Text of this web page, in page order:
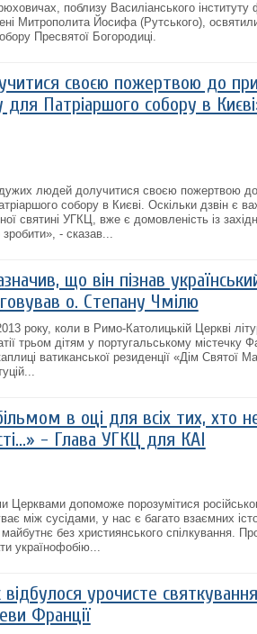
поблизу Василіанського інституту
Митрополита Йосифа (Рутського),
Пресвятої Богородиці.
своєю пожертвою до
для Патріаршого собору в
людей долучитися своєю пожертвою
собору в Києві. Оскільки дзвін є
святині УГКЦ, вже є домовленість із
- сказав...
що він пізнав
о. Степану Чмілю
року, коли в Римо-Католицькій Церкві
трьом дітям у португальському містечку
ватиканської резиденції «Дім Святої
в оці для всіх тих, хто
- Глава УГКЦ для КАІ
допоможе порозумітися
між сусідами, у нас є багато взаємних
без християнського спілкування.
українофобію...
відбулося урочисте
Франції